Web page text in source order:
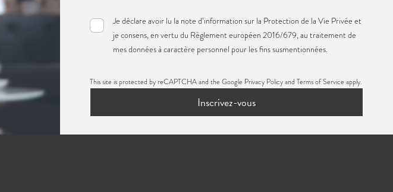
Je déclare avoir lu la note d’information sur la Protection de la Vie Privée et
je consens, en vertu du Règlement européen 2016/679, au traitement de
mes données à caractère personnel pour les fins susmentionnées.
This site is protected by reCAPTCHA and the Google Privacy Policyand Terms of Service apply.
Inscrivez-vous